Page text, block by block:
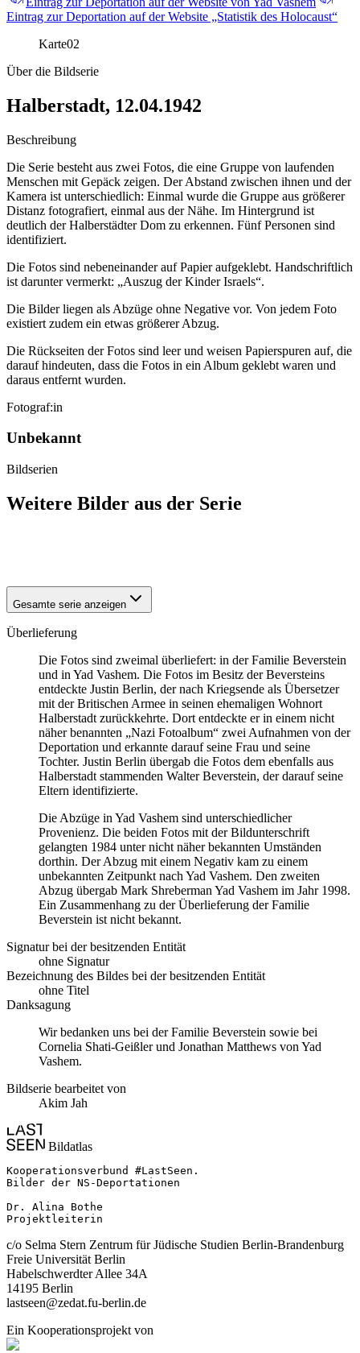
Eintrag zur Deportation auf der Website „Statistik des Holocaust“
Karte02
Über die Bildserie
Halberstadt, 12.04.1942
Beschreibung
Die Serie besteht aus zwei Fotos, die eine Gruppe von laufenden
Menschen mit Gepäck zeigen. Der Abstand zwischen ihnen und der
Kamera ist unterschiedlich: Einmal wurde die Gruppe aus größerer
Distanz fotografiert, einmal aus der Nähe. Im Hintergrund ist
deutlich der Halberstädter Dom zu erkennen. Fünf Personen sind
identifiziert.
Die Fotos sind nebeneinander auf Papier aufgeklebt. Handschriftlich
ist darunter vermerkt: „Auszug der Kinder Israels“.
Die Bilder liegen als Abzüge ohne Negative vor. Von jedem Foto
existiert zudem ein etwas größerer Abzug.
Die Rückseiten der Fotos sind leer und weisen Papierspuren auf, die
darauf hindeuten, dass die Fotos in ein Album geklebt waren und
daraus entfernt wurden.
Fotograf:in
Unbekannt
Bildserien
Weitere Bilder aus der Serie
Gesamte serie anzeigen
Überlieferung
Die Fotos sind zweimal überliefert: in der Familie Beverstein
und in Yad Vashem. Die Fotos im Besitz der Beversteins
entdeckte Justin Berlin, der nach Kriegsende als Übersetzer
mit der Britischen Armee in seinen ehemaligen Wohnort
Halberstadt zurückkehrte. Dort entdeckte er in einem nicht
näher benannten „Nazi Fotoalbum“ zwei Aufnahmen von der
Deportation und erkannte darauf seine Frau und seine
Tochter. Justin Berlin übergab die Fotos dem ebenfalls aus
Halberstadt stammenden Walter Beverstein, der darauf seine
Eltern identifizierte.
Die Abzüge in Yad Vashem sind unterschiedlicher
Provenienz. Die beiden Fotos mit der Bildunterschrift
gelangten 1984 unter nicht näher bekannten Umständen
dorthin. Der Abzug mit einem Negativ kam zu einem
unbekannten Zeitpunkt nach Yad Vashem. Den zweiten
Abzug übergab Mark Shreberman Yad Vashem im Jahr 1998.
Ein Zusammenhang zu der Überlieferung der Familie
Beverstein ist nicht bekannt.
Signatur bei der besitzenden Entität
ohne Signatur
Bezeichnung des Bildes bei der besitzenden Entität
ohne Titel
Danksagung
Wir bedanken uns bei der Familie Beverstein sowie bei
Cornelia Shati-Geißler und Jonathan Matthews von Yad
Vashem.
Bildserie bearbeitet von
Akim Jah
Bildatlas
Kooperationsverbund #LastSeen.
Bilder der NS-Deportationen
Dr. Alina Bothe
Projektleiterin
c/o Selma Stern Zentrum für Jüdische Studien Berlin-Brandenburg
Freie Universität Berlin
Habelschwerdter Allee 34A
14195 Berlin
lastseen@zedat.fu-berlin.de
Ein Kooperationsprojekt von